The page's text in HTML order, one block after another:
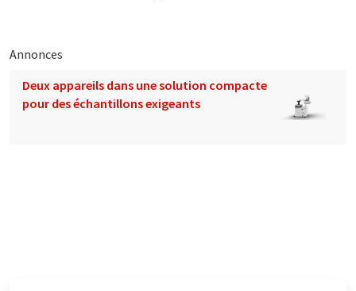
Annonces
Deux appareils dans une solution compacte
pour des échantillons exigeants